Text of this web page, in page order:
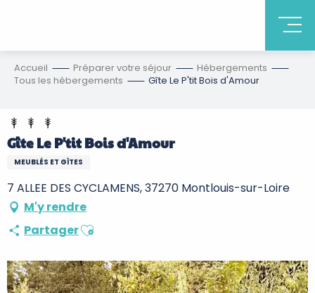
Accueil Préparer votre séjour
Hébergements
Tous les hébergements
Gîte Le P'tit Bois d'Amour
Gîte Le P'tit Bois d'Amour
MEUBLÉS ET GÎTES
7 ALLEE DES CYCLAMENS, 37270 Montlouis-sur-Loire
M'y rendre
PartagerAjouter aux favoris